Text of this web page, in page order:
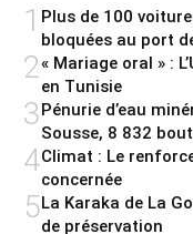
1 Plus de 100
bloquées au port
2« Mariage oral » :
en Tunisie
3Pénurie d’eau
Sousse, 8 832
4Climat : Le
concernée
5La Karaka de La
de préservation